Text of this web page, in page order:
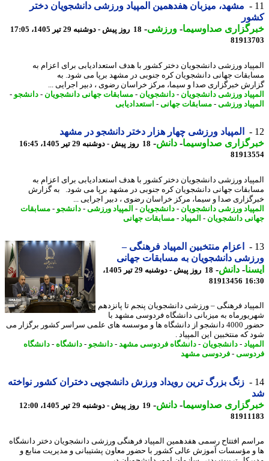
مشهد، میزبان هفدهمین المپیاد ورزشی دانشجویان دختر
صداوسیما-ورزشی-18 روز پیش - دوشنبه 29 تیر 1405، 17:05
ورزشی دانشجویان دختر کشور با هدف استعدادیابی برای اعزام به
جهانی دانشجویان کره جنوبی در مشهد برپا می شود. به
خبرگزاری صدا و سیما، مرکز خراسان رضوی ، دبیر اجرایی ...
ورزشی دانشجویان-دانشجویان-مسابقات جهانی دانشجویان-دانشجو-
ورزشی -مسابقات جهانی-استعدادیابی
المپیاد ورزشی چهار هزار دختر دانشجو در مشهد
صداوسیما-دانش -18 روز پیش - دوشنبه 29 تیر 1405، 16:45
ورزشی دانشجویان دختر کشور با هدف استعدادیابی برای اعزام به
جهانی دانشجویان کره جنوبی در مشهد برپا می شود. به گزارش
صدا و سیما، مرکز خراسان رضوی ، دبیر اجرایی ...
ورزشی دانشجویان-دانشجویان-المپیاد ورزشی -دانشجو-مسابقات
دانشجویان-المپیاد-مسابقات جهانی
اعزام منتخبین المپیاد فرهنگی –
دانشجویان به مسابقات جهانی
-دانش -
18 روز پیش - دوشنبه 29 تیر 1405،
81913456
فرهنگی – ورزشی دانشجویان پنجم تا پانزدهم
به میزبانی دانشگاه فردوسی مشهد با
حضور 4000 دانشجو از دانشگاه ها و موسسه های علمی سراسر کشور برگزار می
که منتخبین این المپیاد .
-دانشجویان-دانشگاه فردوسی مشهد-دانشجو-دانشگاه-دانشگاه
-فردوسی مشهد
زنگ بزرگ ترین رویداد ورزش دانشجویی دختران کشور نواخته
صداوسیما-دانش -19 روز پیش - دوشنبه 29 تیر 1405، 12:00
افتتاح رسمی هفدهمین المپیاد فرهنگی ورزشی دانشجویان دختر دانشگاه
مؤسسات آموزش عالی کشور با حضور معاون پشتیبانی و مدیریت منابع و